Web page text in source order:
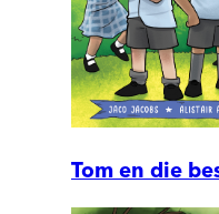
Tom en die